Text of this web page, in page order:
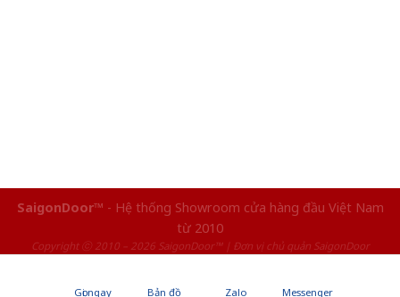
SaigonDoor™ - Hệ thống Showroom cửa hàng đầu Việt Nam
từ 2010
Copyright ⓒ 2010 – 2026 SaigonDoor™ | Đơn vị chủ quản SaigonDoor
Gọi ngay Bản đồ Zalo Messenger